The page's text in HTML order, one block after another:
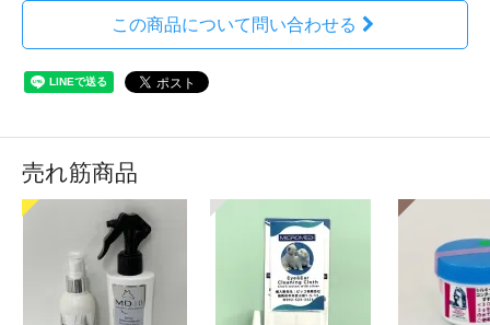
この商品について問い合わせる
売れ筋商品